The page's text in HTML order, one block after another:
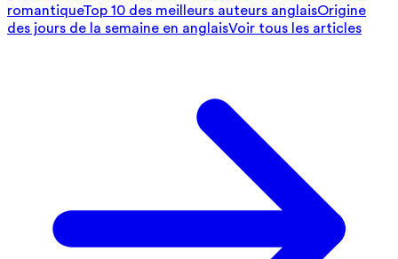
romantiqueTop 10 des meilleurs auteurs anglaisOrigine
des jours de la semaine en anglaisVoir tous les articles